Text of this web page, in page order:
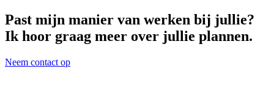
Past mijn manier van werken bij jullie?
Ik hoor graag meer over jullie plannen.
Neem contact op